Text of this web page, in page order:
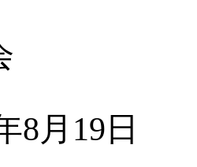
8月19日